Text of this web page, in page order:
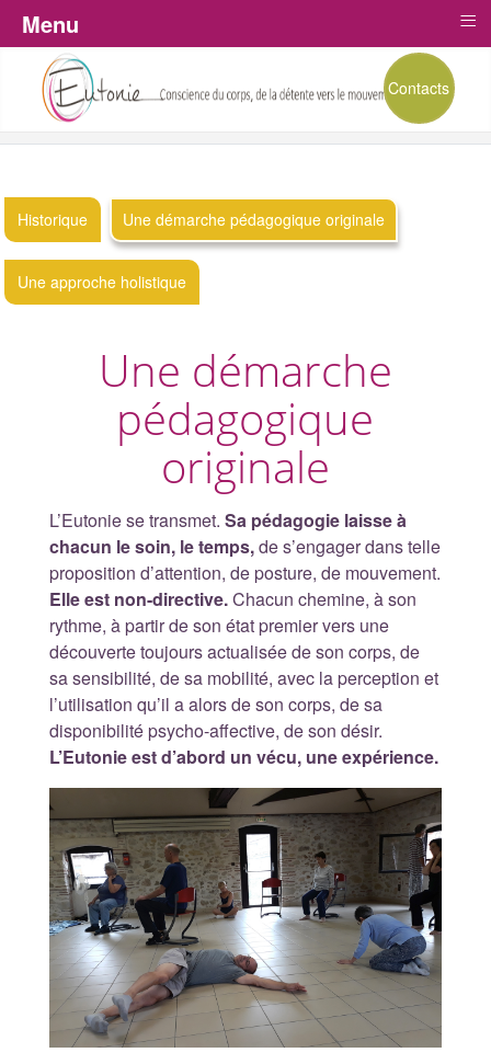
Contacts
Historique Une démarche pédagogique originale
Une approche holistique
Une démarche
pédagogique
originale
L’Eutonie se transmet. Sa pédagogie laisse à
chacun le soin, le temps,de s’engager dans telle
proposition d’attention, de posture, de mouvement.
Elle est non-directive.Chacun chemine, à son
rythme, à partir de son état premier vers une
découverte toujours actualisée de son corps, de
sa sensibilité, de sa mobilité, avec la perception et
l’utilisation qu’il a alors de son corps, de sa
disponibilité psycho-affective, de son désir.
L’Eutonie est d’abord un vécu, une expérience.
Menu ≡